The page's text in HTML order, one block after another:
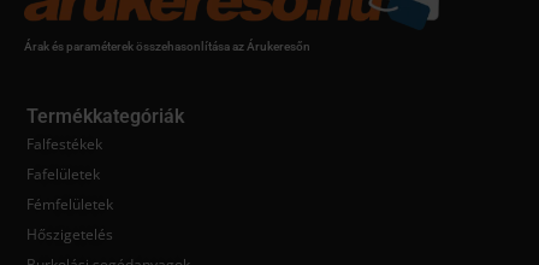
Árak és paraméterek összehasonlítása az Árukeresőn
Termékkategóriák
Falfestékek
Fafelületek
Fémfelületek
Hőszigetelés